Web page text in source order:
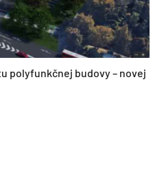
polyfunkčnej budovy – novej